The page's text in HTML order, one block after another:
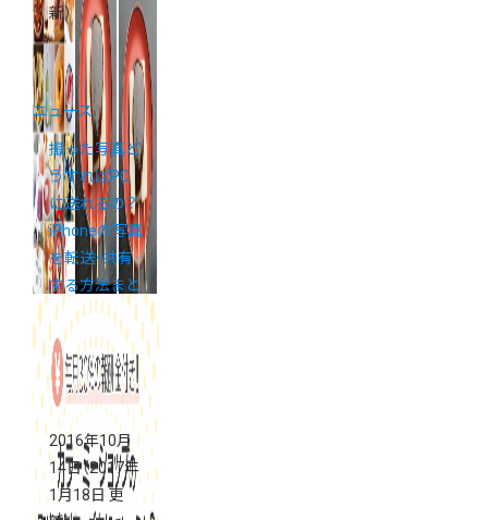
新）
ニュース
撮った写真ど
うすればPC
に送れるの？
iPhoneの写真
を転送・共有
する方法まと
め
2016年10月
14日（2017年
1月18日 更